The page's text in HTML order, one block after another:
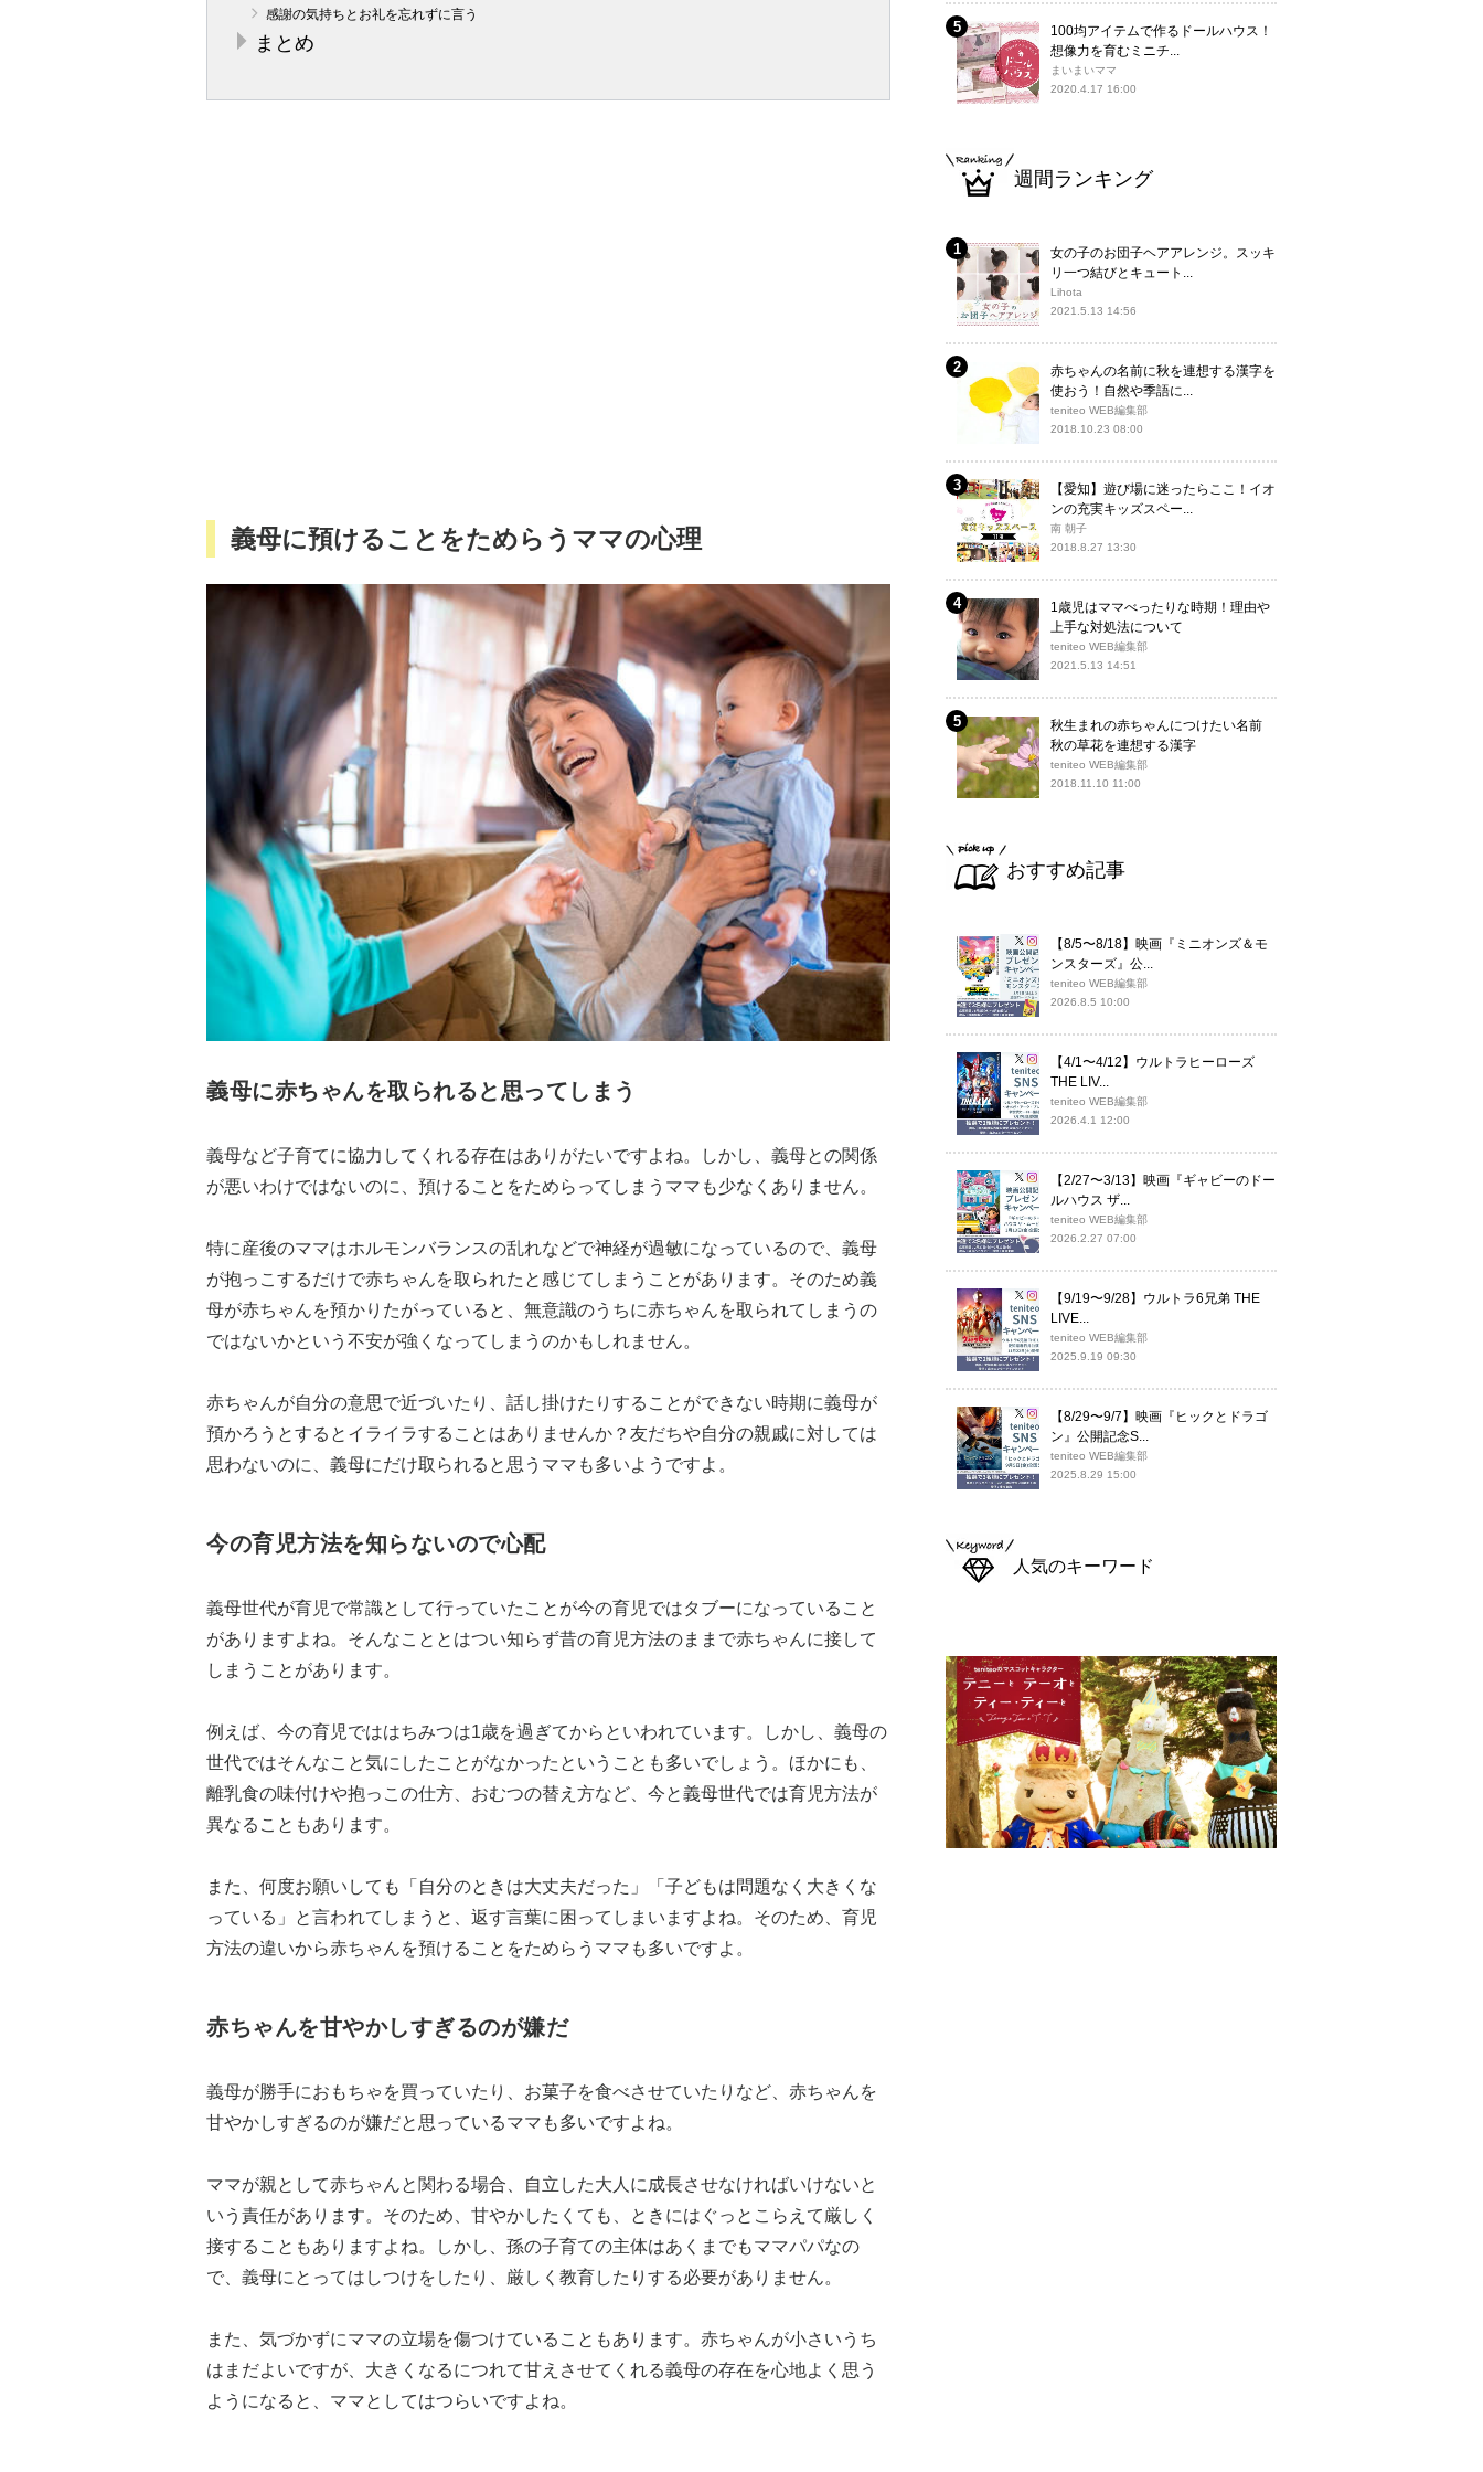
感謝の気持ちとお礼を忘れずに言う
まとめ
義母に預けることをためらうママの心理
義母に赤ちゃんを取られると思ってしまう
義母など子育てに協力してくれる存在はありがたいですよね。しかし、義母との関係
が悪いわけではないのに、預けることをためらってしまうママも少なくありません。
特に産後のママはホルモンバランスの乱れなどで神経が過敏になっているので、義母
が抱っこするだけで赤ちゃんを取られたと感じてしまうことがあります。そのため義
母が赤ちゃんを預かりたがっていると、無意識のうちに赤ちゃんを取られてしまうの
ではないかという不安が強くなってしまうのかもしれません。
赤ちゃんが自分の意思で近づいたり、話し掛けたりすることができない時期に義母が
預かろうとするとイライラすることはありませんか？友だちや自分の親戚に対しては
思わないのに、義母にだけ取られると思うママも多いようですよ。
今の育児方法を知らないので心配
義母世代が育児で常識として行っていたことが今の育児ではタブーになっていること
がありますよね。そんなこととはつい知らず昔の育児方法のままで赤ちゃんに接して
しまうことがあります。
例えば、今の育児でははちみつは1歳を過ぎてからといわれています。しかし、義母の
世代ではそんなこと気にしたことがなかったということも多いでしょう。ほかにも、
離乳食の味付けや抱っこの仕方、おむつの替え方など、今と義母世代では育児方法が
異なることもあります。
また、何度お願いしても「自分のときは大丈夫だった」「子どもは問題なく大きくな
っている」と言われてしまうと、返す言葉に困ってしまいますよね。そのため、育児
方法の違いから赤ちゃんを預けることをためらうママも多いですよ。
赤ちゃんを甘やかしすぎるのが嫌だ
義母が勝手におもちゃを買っていたり、お菓子を食べさせていたりなど、赤ちゃんを
甘やかしすぎるのが嫌だと思っているママも多いですよね。
ママが親として赤ちゃんと関わる場合、自立した大人に成長させなければいけないと
いう責任があります。そのため、甘やかしたくても、ときにはぐっとこらえて厳しく
接することもありますよね。しかし、孫の子育ての主体はあくまでもママパパなの
で、義母にとってはしつけをしたり、厳しく教育したりする必要がありません。
また、気づかずにママの立場を傷つけていることもあります。赤ちゃんが小さいうち
はまだよいですが、大きくなるにつれて甘えさせてくれる義母の存在を心地よく思う
ようになると、ママとしてはつらいですよね。
100均アイテムで作るドールハウス！
想像力を育むミニチ...
まいまいママ
2020.4.17 16:00
週間ランキング
女の子のお団子ヘアアレンジ。スッキ
リ一つ結びとキュート...
Lihota
2021.5.13 14:56
赤ちゃんの名前に秋を連想する漢字を
使おう！自然や季語に...
teniteo WEB編集部
2018.10.23 08:00
【愛知】遊び場に迷ったらここ！イオ
ンの充実キッズスペー...
南 朝子
2018.8.27 13:30
1歳児はママべったりな時期！理由や
上手な対処法について
teniteo WEB編集部
2021.5.13 14:51
秋生まれの赤ちゃんにつけたい名前
秋の草花を連想する漢字
teniteo WEB編集部
2018.11.10 11:00
おすすめ記事
【8/5〜8/18】映画『ミニオンズ＆モ
ンスターズ』公...
teniteo WEB編集部
2026.8.5 10:00
【4/1〜4/12】ウルトラヒーローズ
THE LIV...
teniteo WEB編集部
2026.4.1 12:00
【2/27〜3/13】映画『ギャビーのドー
ルハウス ザ...
teniteo WEB編集部
2026.2.27 07:00
【9/19〜9/28】ウルトラ6兄弟 THE
LIVE...
teniteo WEB編集部
2025.9.19 09:30
【8/29〜9/7】映画『ヒックとドラゴ
ン』公開記念S...
teniteo WEB編集部
2025.8.29 15:00
人気のキーワード